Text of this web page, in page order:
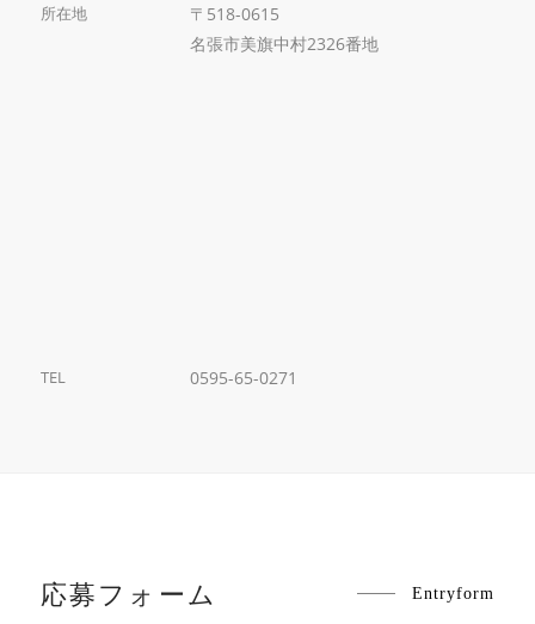
所在地
〒518-0615
名張市美旗中村2326番地
TEL 0595-65-0271
応募フォーム Entryform